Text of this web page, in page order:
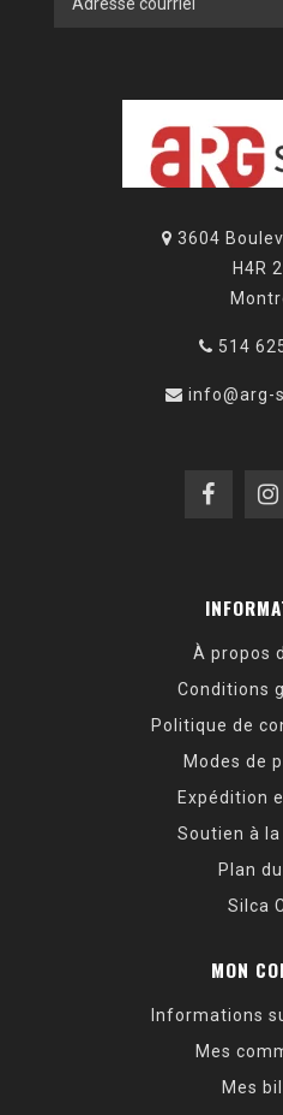
3604
H4R
514
info@arg-
À propos
Conditions
Politique de
Modes de
Expédition
Soutien à
Plan
Silca
MON
Informations
Mes
Mes